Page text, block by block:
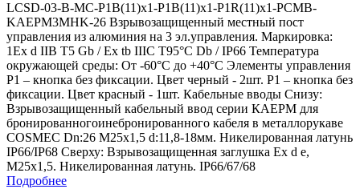
LCSD-03-B-MC-P1B(11)x1-P1B(11)x1-P1R(11)x1-PCMB-
KAEPM3MHK-26 Взрывозащищенный местный пост
управления из алюминия на 3 эл.управления. Маркировка:
1Ex d IIB T5 Gb / Ex tb IIIC T95°С Db / IP66 Температура
окружающей среды: От -60°C до +40°C Элементы управления
P1 – кнопка без фиксации. Цвет черный - 2шт. P1 – кнопка без
фиксации. Цвет красный - 1шт. Кабельные вводы Снизу:
Взрывозащищенный кабельный ввод серии КАЕРМ для
бронированногоинебронированного кабеля в металлорукаве
COSMEC Dn:26 М25х1,5 d:11,8-18мм. Никелированная латунь
IP66/IP68 Сверху: Взрывозащищенная заглушка Ex d e,
М25x1,5. Никелированная латунь. IP66/67/68
Подробнее